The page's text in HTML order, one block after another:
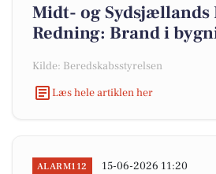
Midt- og Sydsjællands
Redning: Brand i
Kilde: Beredskabsstyrelsen
Læs hele artiklen her
ALARM112 15-06-2026 11:20